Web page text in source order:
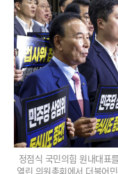
정점식 국민의힘 원내대표
열린 의원총회에서 더불어